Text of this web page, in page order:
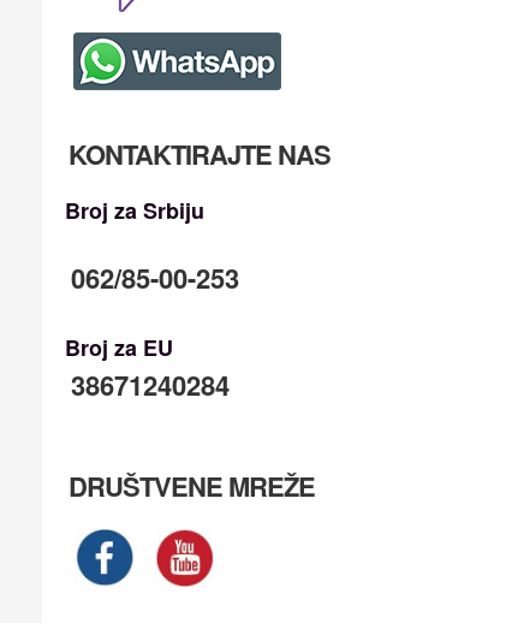
KONTAKTIRAJTE NAS
Broj za Srbiju
062/85-00-253
Broj za EU
38671240284
DRUŠTVENE MREŽE